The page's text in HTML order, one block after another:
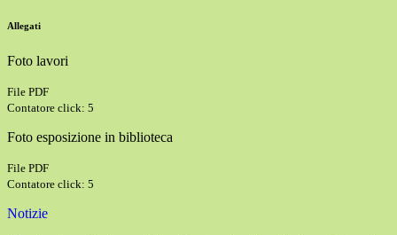
Allegati
Foto lavori
File PDF
Contatore click: 5
Foto esposizione in biblioteca
File PDF
Contatore click: 5
Notizie